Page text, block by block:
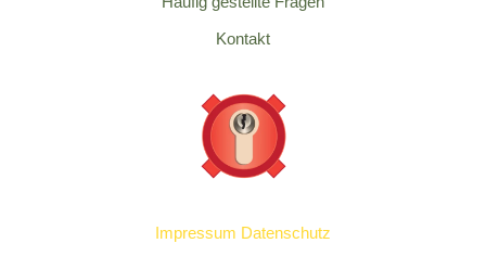
Kontakt
Impressum Datenschutz